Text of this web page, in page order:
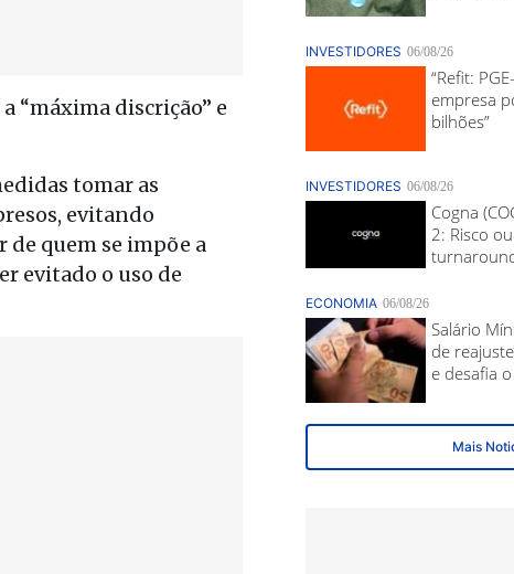
“máxima discrição” e
tomar as
evitando
de quem se impõe a
evitado o uso de